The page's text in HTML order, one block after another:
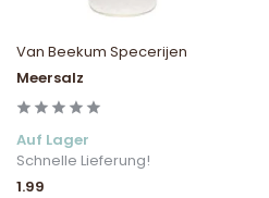
Van Beekum Specerijen
Meersalz
Auf Lager
Schnelle Lieferung!
1.99